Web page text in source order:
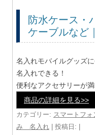
防水ケース・
ケーブルなど
名入れモバイルグッズ
名入れできる！
便利なアクセサリーが満
商品の詳細を見る>>
カテゴリー: スマートフォ
み 名入れ | 投稿日: